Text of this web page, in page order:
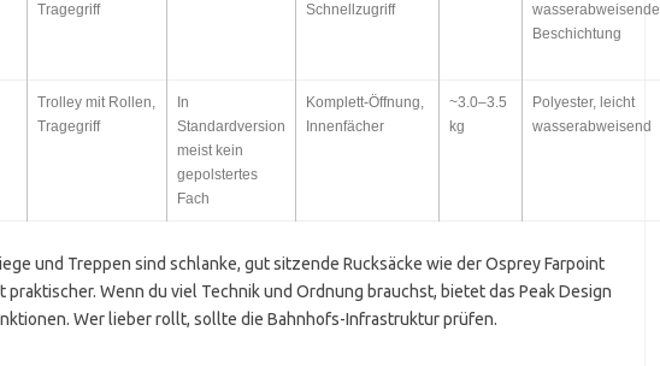
Tragegriff
Schnellzugriff
wasserabweisende
Beschichtung
Trolley mit Rollen,
Tragegriff
In
Standardversion
meist kein
gepolstertes
Fach
Komplett-Öffnung,
Innenfächer
~3.0–3.5
kg
Polyester, leicht
wasserabweisend
und Treppen sind schlanke, gut sitzende Rucksäcke wie der Osprey Farpoint
Wenn du viel Technik und Ordnung brauchst, bietet das Peak Design
Wer lieber rollt, sollte die Bahnhofs-Infrastruktur prüfen.